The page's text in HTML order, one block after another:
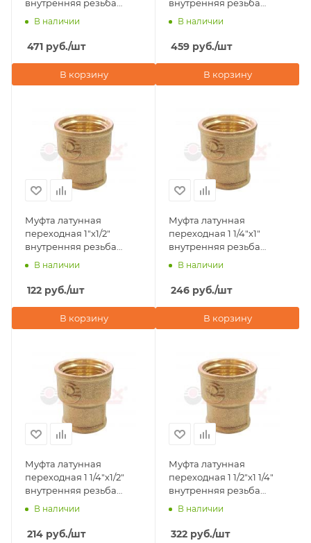
внутренняя резьба
Valfex
В наличии
471 руб./шт
В корзину
внутренняя резьба
Valfex
В наличии
459 руб./шт
В корзину
Муфта латунная
переходная 1"х1/2"
внутренняя резьба
Valfex
В наличии
122 руб./шт
В корзину
Муфта латунная
переходная 1 1/4"х1"
внутренняя резьба
Valfex
В наличии
246 руб./шт
В корзину
Муфта латунная
переходная 1 1/4"х1/2"
внутренняя резьба
Valfex
В наличии
214 руб./шт
Муфта латунная
переходная 1 1/2"х1 1/4"
внутренняя резьба
Valfex
В наличии
322 руб./шт